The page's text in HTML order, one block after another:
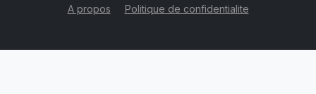
A propos
Politique de confidentialite